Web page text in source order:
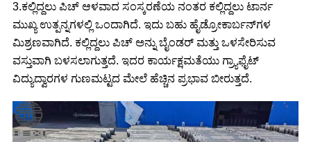
3.ಕಲ್ಲಿದ್ದಲು ಪಿಚ್ ಆಳವಾದ ಸಂಸ್ಕರಣೆಯ ನಂತರ ಕಲ್ಲಿದ್ದಲು ಟಾರ್ನ
ಮುಖ್ಯ ಉತ್ಪನ್ನಗಳಲ್ಲಿ ಒಂದಾಗಿದೆ. ಇದು ಬಹು ಹೈಡ್ರೋಕಾರ್ಬನ್‌ಗಳ
ಮಿಶ್ರಣವಾಗಿದೆ. ಕಲ್ಲಿದ್ದಲು ಪಿಚ್ ಅನ್ನು ಬೈಂಡರ್ ಮತ್ತು ಒಳಸೇರಿಸುವ
ವಸ್ತುವಾಗಿ ಬಳಸಲಾಗುತ್ತದೆ. ಇದರ ಕಾರ್ಯಕ್ಷಮತೆಯು ಗ್ರ್ಯಾಫೈಟ್
ವಿದ್ಯುದ್ವಾರಗಳ ಗುಣಮಟ್ಟದ ಮೇಲೆ ಹೆಚ್ಚಿನ ಪ್ರಭಾವ ಬೀರುತ್ತದೆ.